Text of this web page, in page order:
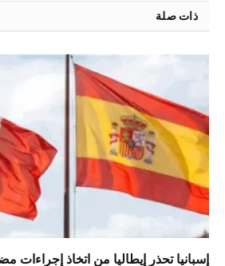
ذات صلة
إسبانيا تحذر إيطاليا من اتخاذ إجراءات